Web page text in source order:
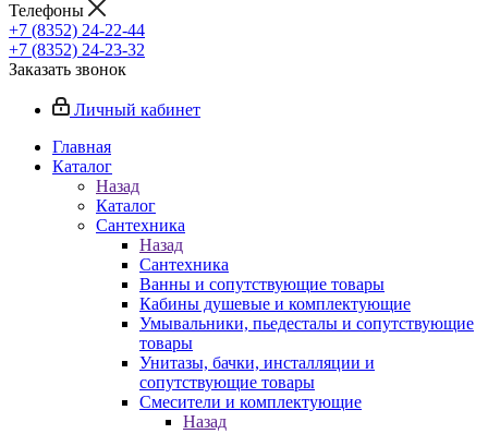
Телефоны
+7 (8352) 24-22-44
+7 (8352) 24-23-32
Заказать звонок
Личный кабинет
Главная
Каталог
Назад
Каталог
Сантехника
Назад
Сантехника
Ванны и сопутствующие товары
Кабины душевые и комплектующие
Умывальники, пьедесталы и сопутствующие
товары
Унитазы, бачки, инсталляции и
сопутствующие товары
Смесители и комплектующие
Назад